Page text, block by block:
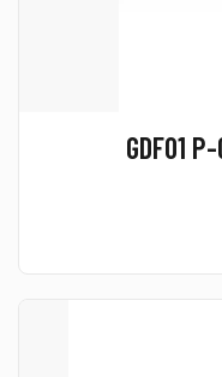
GDF01